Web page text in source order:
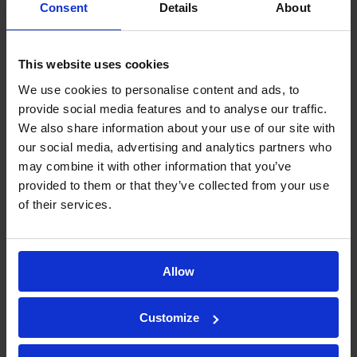
Consent Details About
This website uses cookies
We use cookies to personalise content and ads, to
provide social media features and to analyse our traffic.
We also share information about your use of our site with
our social media, advertising and analytics partners who
may combine it with other information that you’ve
provided to them or that they’ve collected from your use
of their services.
Allow
Customize
monoclonaux (AcM).
cIEF (focalisation isoélectrique
capillaire) : cette technique
utilise l’électrophorèse capillaire
et permet de séparer les
protéines selon leur point
isoélectrique. Elle offre une
meilleure sensibilité, un débit
plus élevé et une
classique.
imagerie par
isoélectrique capillaire) : cette
technique utilise l’électrophorèse
capillaire et permet de séparer